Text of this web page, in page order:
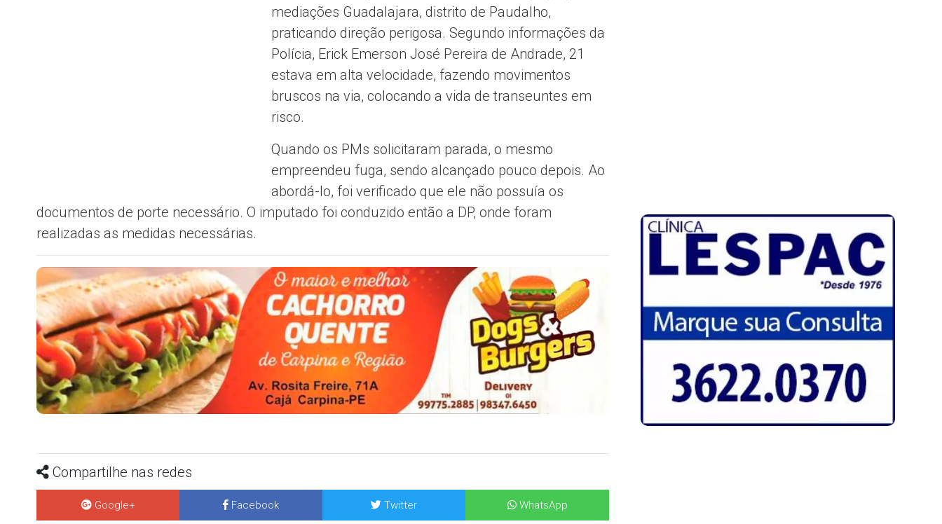
mediações Guadalajara, distrito de Paudalho,
praticando direção perigosa. Segundo informações da
Polícia, Erick Emerson José Pereira de Andrade, 21
estava em alta velocidade, fazendo movimentos
bruscos na via, colocando a vida de transeuntes em
risco.
Quando os PMs solicitaram parada, o mesmo
empreendeu fuga, sendo alcançado pouco depois. Ao
abordá-lo, foi verificado que ele não possuía os
documentos de porte necessário. O imputado foi conduzido então a DP, onde foram
realizadas as medidas necessárias.
Compartilhe nas redes
Google+ Facebook Twitter WhatsApp